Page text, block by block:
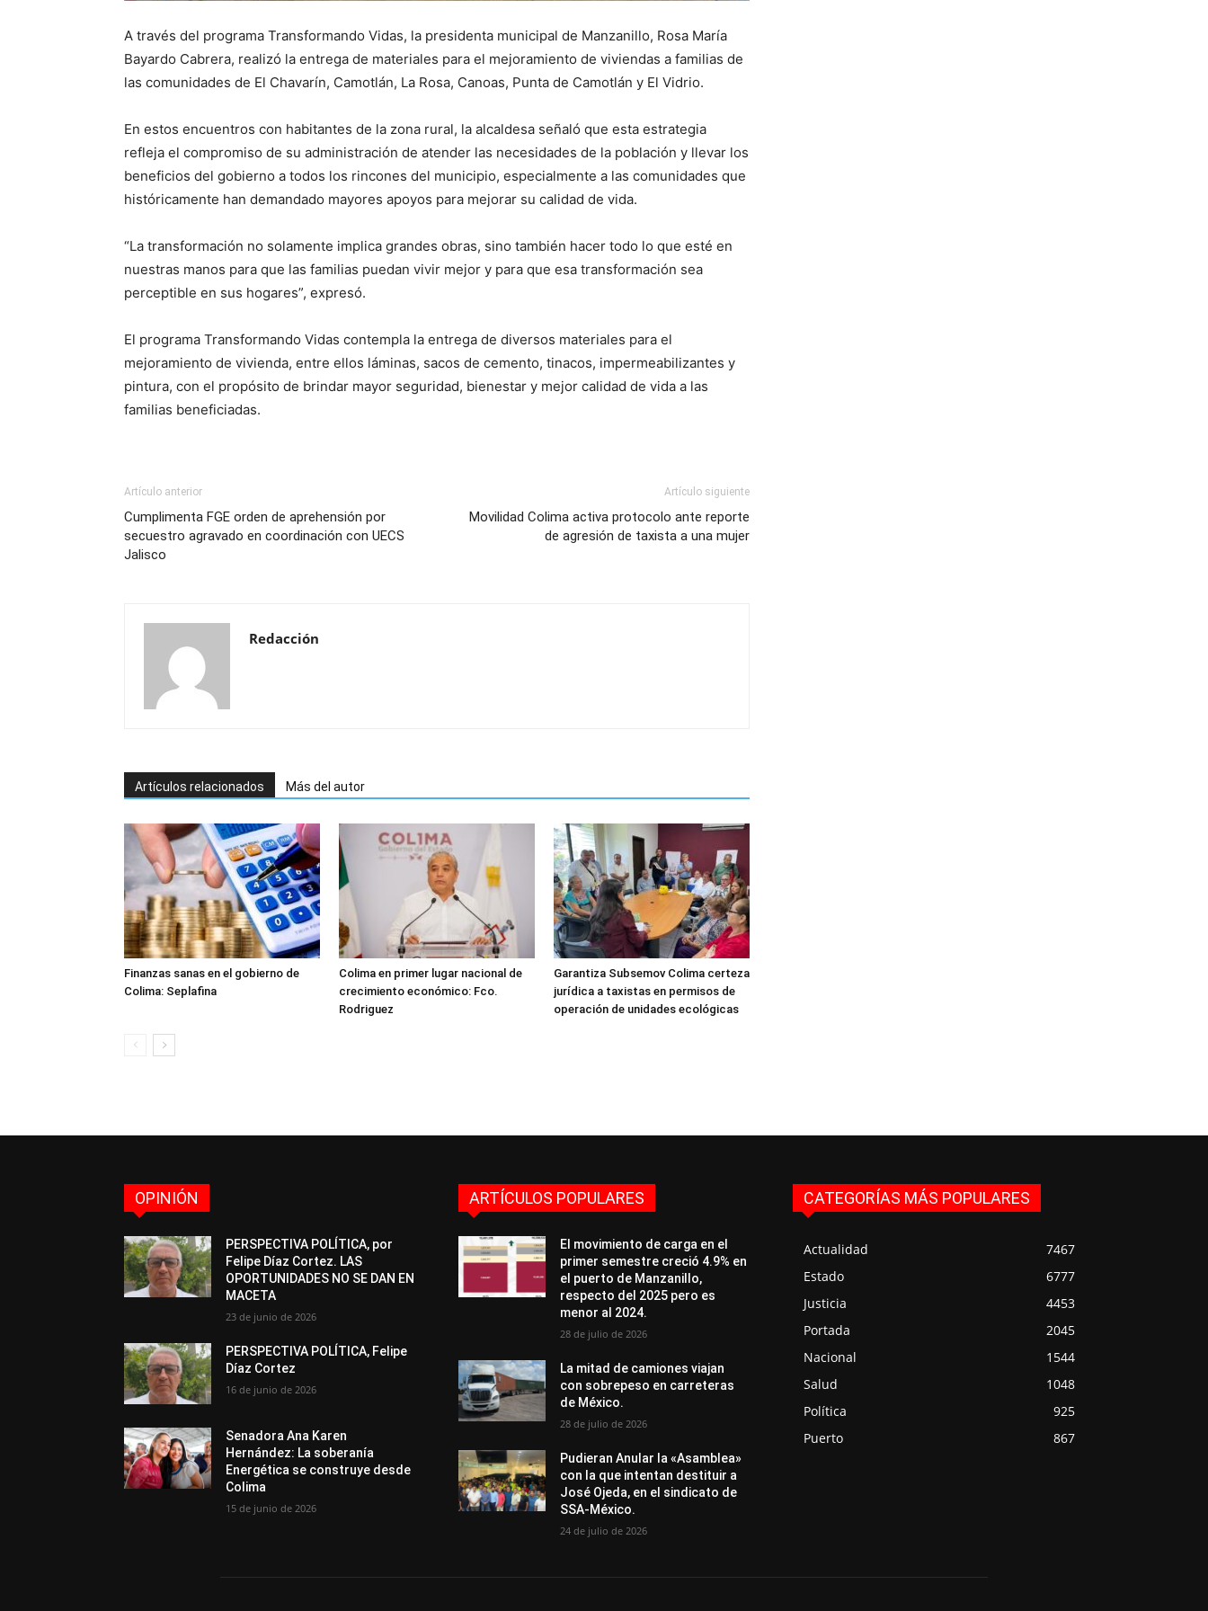
A través del programa Transformando Vidas, la presidenta municipal de Manzanillo, Rosa María
Bayardo Cabrera, realizó la entrega de materiales para el mejoramiento de viviendas a familias de
las comunidades de El Chavarín, Camotlán, La Rosa, Canoas, Punta de Camotlán y El Vidrio.
En estos encuentros con habitantes de la zona rural, la alcaldesa señaló que esta estrategia
refleja el compromiso de su administración de atender las necesidades de la población y llevar los
beneficios del gobierno a todos los rincones del municipio, especialmente a las comunidades que
históricamente han demandado mayores apoyos para mejorar su calidad de vida.
“La transformación no solamente implica grandes obras, sino también hacer todo lo que esté en
nuestras manos para que las familias puedan vivir mejor y para que esa transformación sea
perceptible en sus hogares”, expresó.
El programa Transformando Vidas contempla la entrega de diversos materiales para el
mejoramiento de vivienda, entre ellos láminas, sacos de cemento, tinacos, impermeabilizantes y
pintura, con el propósito de brindar mayor seguridad, bienestar y mejor calidad de vida a las
familias beneficiadas.
Artículo anterior
Cumplimenta FGE orden de aprehensión por
secuestro agravado en coordinación con UECS
Jalisco
Artículo siguiente
Movilidad Colima activa protocolo ante reporte
de agresión de taxista a una mujer
Redacción
Artículos relacionados Más del autor
Finanzas sanas en el gobierno de
Colima: Seplafina
Colima en primer lugar nacional de
crecimiento económico: Fco.
Rodriguez
Garantiza Subsemov Colima certeza
jurídica a taxistas en permisos de
operación de unidades ecológicas
OPINIÓN
PERSPECTIVA POLÍTICA, por
Felipe Díaz Cortez. LAS
OPORTUNIDADES NO SE DAN EN
MACETA
23 de junio de 2026
PERSPECTIVA POLÍTICA, Felipe
Díaz Cortez
16 de junio de 2026
Senadora Ana Karen
Hernández: La soberanía
Energética se construye desde
Colima
15 de junio de 2026
ARTÍCULOS POPULARES
El movimiento de carga en el
primer semestre creció 4.9% en
el puerto de Manzanillo,
respecto del 2025 pero es
menor al 2024.
28 de julio de 2026
La mitad de camiones viajan
con sobrepeso en carreteras
de México.
28 de julio de 2026
Pudieran Anular la «Asamblea»
con la que intentan destituir a
José Ojeda, en el sindicato de
SSA-México.
24 de julio de 2026
CATEGORÍAS MÁS POPULARES
Actualidad
7467
Estado
6777
Justicia
4453
Portada
2045
Nacional
1544
Salud
1048
Política
925
Puerto
867